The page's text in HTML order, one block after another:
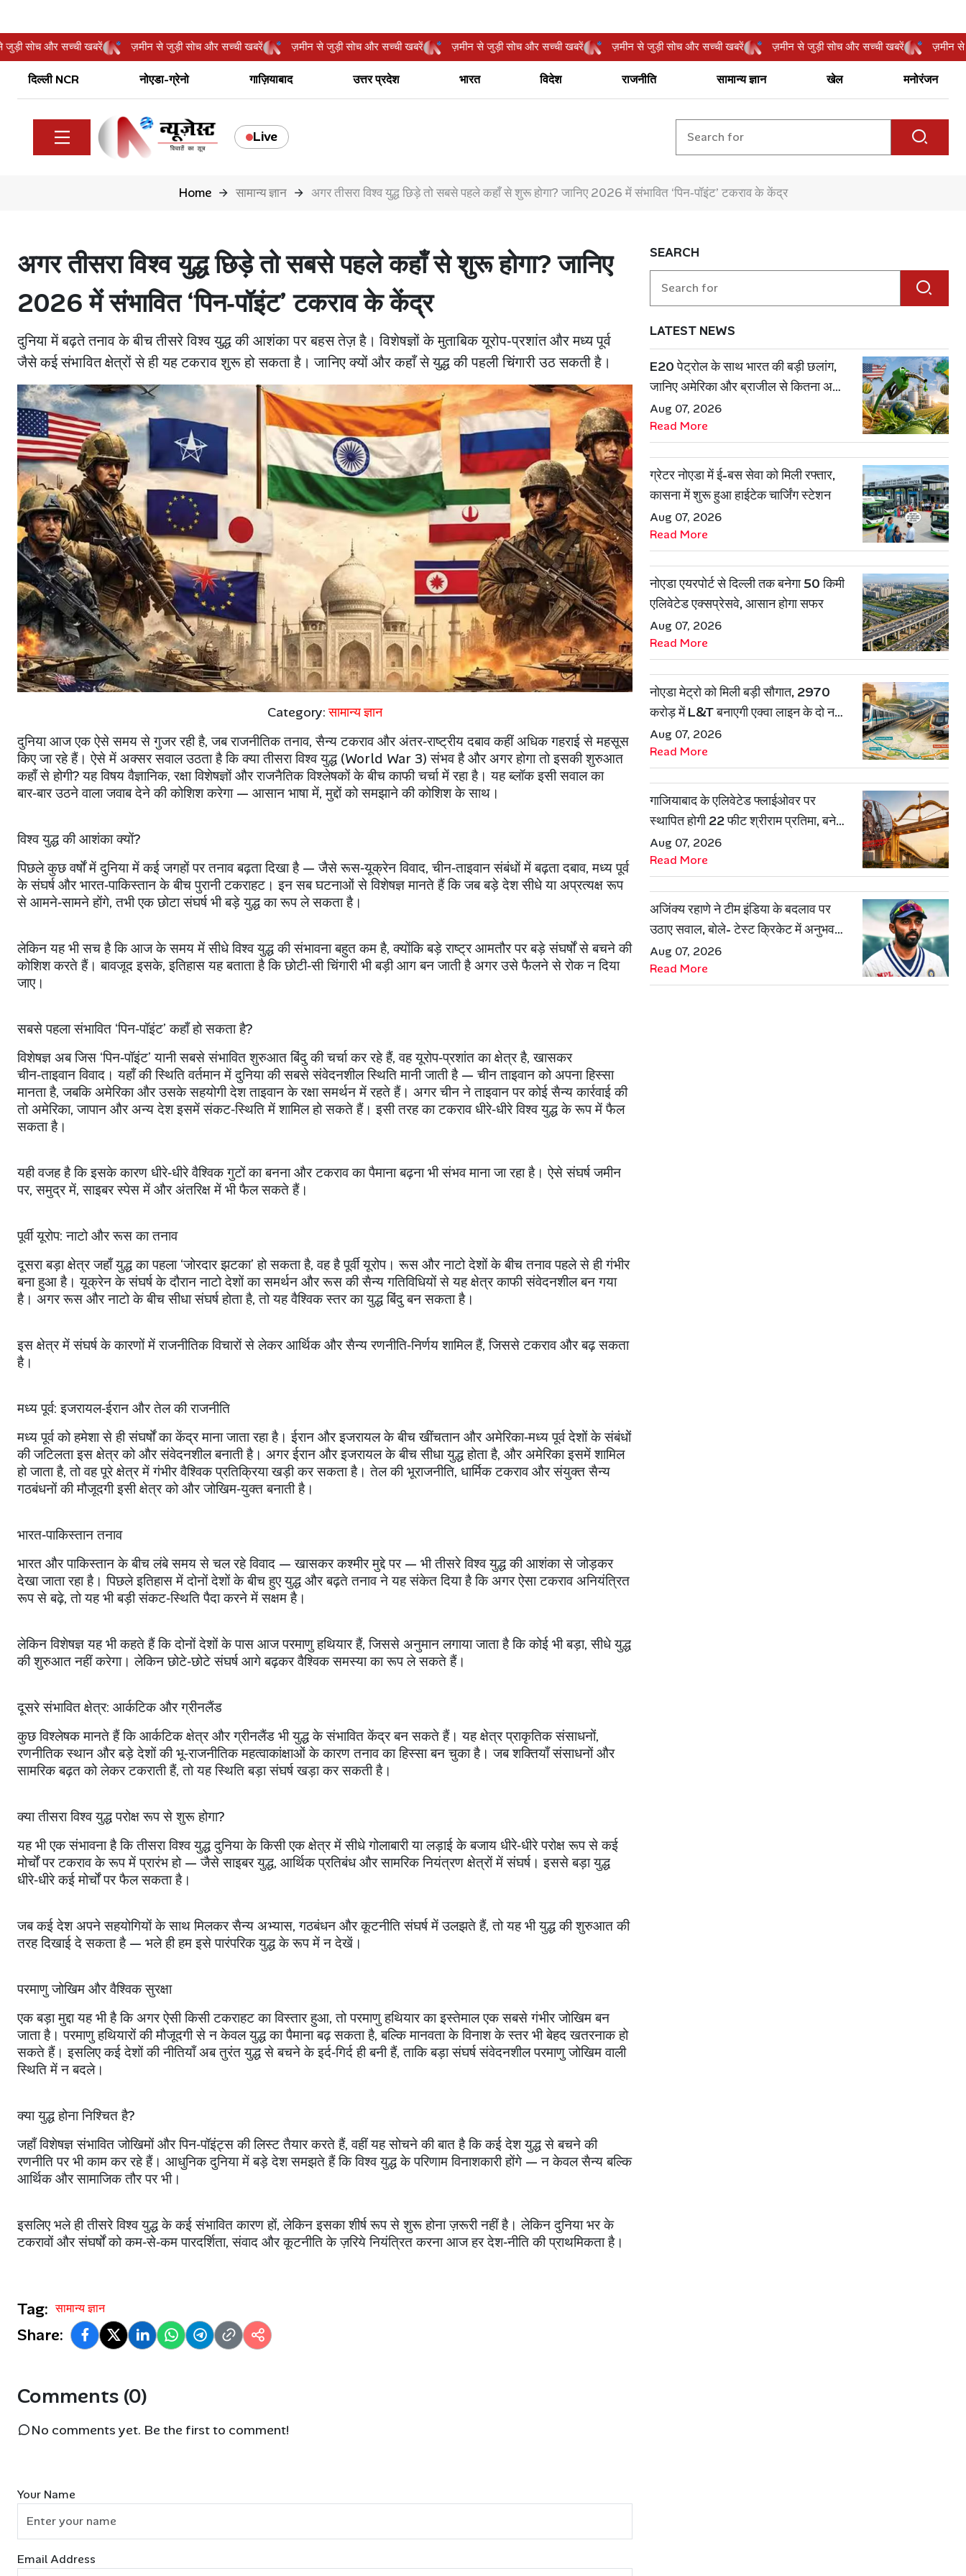
से जुड़ी सोच और सच्ची खबरें ज़मीन से जुड़ी सोच और सच्ची खबरें ज़मीन से जुड़ी सोच और सच्ची खबरें ज़मीन से जुड़ी सोच और सच्ची खबरें ज़मीन से जुड़ी सोच और सच्ची खबरें ज़मीन से जुड़ी सोच और सच्ची खबरें
दिल्ली NCR नोएडा-ग्रेनो गाज़ियाबाद उत्तर प्रदेश भारत विदेश राजनीति सामान्य ज्ञान खेल मनोरंजन
Live
Home सामान्य ज्ञान अगर तीसरा विश्व युद्ध छिड़े तो सबसे पहले कहाँ से शुरू होगा? जानिए 2026 में संभावित ‘पिन‑पॉइंट’ टकराव के केंद्र
अगर तीसरा विश्व युद्ध छिड़े तो सबसे पहले कहाँ से शुरू होगा? जानिए
2026 में संभावित ‘पिन‑पॉइंट’ टकराव के केंद्र
दुनिया में बढ़ते तनाव के बीच तीसरे विश्व युद्ध की आशंका पर बहस तेज़ है। विशेषज्ञों के मुताबिक यूरोप‑प्रशांत और मध्य पूर्व
जैसे कई संभावित क्षेत्रों से ही यह टकराव शुरू हो सकता है। जानिए क्यों और कहाँ से युद्ध की पहली चिंगारी उठ सकती है।
Category:सामान्य ज्ञान
दुनिया आज एक ऐसे समय से गुजर रही है,जब राजनीतिक तनाव,सैन्य टकराव और अंतर‑राष्ट्रीय दबाव कहीं अधिक गहराई से महसूस
किए जा रहे हैं। ऐसे में अक्सर सवाल उठता है कि क्या तीसरा विश्व युद्ध (World War 3)संभव है और अगर होगा तो इसकी शुरुआत
कहाँ से होगी?यह विषय वैज्ञानिक,रक्षा विशेषज्ञों और राजनैतिक विश्लेषकों के बीच काफी चर्चा में रहा है। यह ब्लॉक इसी सवाल का
बार‑बार उठने वाला जवाब देने की कोशिश करेगा — आसान भाषा में,मुद्दों को समझाने की कोशिश के साथ।
विश्व युद्ध की आशंका क्यों?
पिछले कुछ वर्षों में दुनिया में कई जगहों पर तनाव बढ़ता दिखा है — जैसे रूस‑यूक्रेन विवाद,चीन‑ताइवान संबंधों में बढ़ता दबाव,मध्य पूर्व
के संघर्ष और भारत‑पाकिस्तान के बीच पुरानी टकराहट। इन सब घटनाओं से विशेषज्ञ मानते हैं कि जब बड़े देश सीधे या अप्रत्यक्ष रूप
से आमने‑सामने होंगे,तभी एक छोटा संघर्ष भी बड़े युद्ध का रूप ले सकता है।
लेकिन यह भी सच है कि आज के समय में सीधे विश्व युद्ध की संभावना बहुत कम है,क्योंकि बड़े राष्ट्र आमतौर पर बड़े संघर्षों से बचने की
कोशिश करते हैं। बावजूद इसके,इतिहास यह बताता है कि छोटी‑सी चिंगारी भी बड़ी आग बन जाती है अगर उसे फैलने से रोक न दिया
जाए।
सबसे पहला संभावित ‘पिन‑पॉइंट’कहाँ हो सकता है?
विशेषज्ञ अब जिस ‘पिन‑पॉइंट’यानी सबसे संभावित शुरुआत बिंदु की चर्चा कर रहे हैं,वह यूरोप‑प्रशांत का क्षेत्र है,खासकर
चीन‑ताइवान विवाद। यहाँ की स्थिति वर्तमान में दुनिया की सबसे संवेदनशील स्थिति मानी जाती है — चीन ताइवान को अपना हिस्सा
मानता है,जबकि अमेरिका और उसके सहयोगी देश ताइवान के रक्षा समर्थन में रहते हैं। अगर चीन ने ताइवान पर कोई सैन्य कार्रवाई की
तो अमेरिका,जापान और अन्य देश इसमें संकट‑स्थिति में शामिल हो सकते हैं। इसी तरह का टकराव धीरे‑धीरे विश्व युद्ध के रूप में फैल
सकता है।
यही वजह है कि इसके कारण धीरे‑धीरे वैश्विक गुटों का बनना और टकराव का पैमाना बढ़ना भी संभव माना जा रहा है। ऐसे संघर्ष जमीन
पर,समुद्र में,साइबर स्पेस में और अंतरिक्ष में भी फैल सकते हैं।
पूर्वी यूरोप: नाटो और रूस का तनाव
दूसरा बड़ा क्षेत्र जहाँ युद्ध का पहला‘जोरदार झटका’हो सकता है,वह है पूर्वी यूरोप। रूस और नाटो देशों के बीच तनाव पहले से ही गंभीर
बना हुआ है। यूक्रेन के संघर्ष के दौरान नाटो देशों का समर्थन और रूस की सैन्य गतिविधियों से यह क्षेत्र काफी संवेदनशील बन गया
है। अगर रूस और नाटो के बीच सीधा संघर्ष होता है,तो यह वैश्विक स्तर का युद्ध बिंदु बन सकता है।
इस क्षेत्र में संघर्ष के कारणों में राजनीतिक विचारों से लेकर आर्थिक और सैन्य रणनीति‑निर्णय शामिल हैं,जिससे टकराव और बढ़ सकता
है।
मध्य पूर्व: इजरायल‑ईरान और तेल की राजनीति
मध्य पूर्व को हमेशा से ही संघर्षों का केंद्र माना जाता रहा है। ईरान और इजरायल के बीच खींचतान और अमेरिका‑मध्य पूर्व देशों के संबंधों
की जटिलता इस क्षेत्र को और संवेदनशील बनाती है। अगर ईरान और इजरायल के बीच सीधा युद्ध होता है, और अमेरिका इसमें शामिल
हो जाता है,तो वह पूरे क्षेत्र में गंभीर वैश्विक प्रतिक्रिया खड़ी कर सकता है। तेल की भूराजनीति, धार्मिक टकराव और संयुक्त सैन्य
गठबंधनों की मौजूदगी इसी क्षेत्र को और जोखिम‑युक्त बनाती है।
भारत‑पाकिस्तान तनाव
भारत और पाकिस्तान के बीच लंबे समय से चल रहे विवाद — खासकर कश्मीर मुद्दे पर — भी तीसरे विश्व युद्ध की आशंका से जोड़कर
देखा जाता रहा है। पिछले इतिहास में दोनों देशों के बीच हुए युद्ध और बढ़ते तनाव ने यह संकेत दिया है कि अगर ऐसा टकराव अनियंत्रित
रूप से बढ़े,तो यह भी बड़ी संकट‑स्थिति पैदा करने में सक्षम है।
लेकिन विशेषज्ञ यह भी कहते हैं कि दोनों देशों के पास आज परमाणु हथियार हैं,जिससे अनुमान लगाया जाता है कि कोई भी बड़ा,सीधे युद्ध
की शुरुआत नहीं करेगा। लेकिन छोटे‑छोटे संघर्ष आगे बढ़कर वैश्विक समस्या का रूप ले सकते हैं।
दूसरे संभावित क्षेत्र: आर्कटिक और ग्रीनलैंड
कुछ विश्लेषक मानते हैं कि आर्कटिक क्षेत्र और ग्रीनलैंड भी युद्ध के संभावित केंद्र बन सकते हैं। यह क्षेत्र प्राकृतिक संसाधनों,
रणनीतिक स्थान और बड़े देशों की भू‑राजनीतिक महत्वाकांक्षाओं के कारण तनाव का हिस्सा बन चुका है। जब शक्तियाँ संसाधनों और
सामरिक बढ़त को लेकर टकराती हैं,तो यह स्थिति बड़ा संघर्ष खड़ा कर सकती है।
क्या तीसरा विश्व युद्ध परोक्ष रूप से शुरू होगा?
यह भी एक संभावना है कि तीसरा विश्व युद्ध दुनिया के किसी एक क्षेत्र में सीधे गोलाबारी या लड़ाई के बजाय धीरे‑धीरे परोक्ष रूप से कई
मोर्चों पर टकराव के रूप में प्रारंभ हो — जैसे साइबर युद्ध, आर्थिक प्रतिबंध और सामरिक नियंत्रण क्षेत्रों में संघर्ष। इससे बड़ा युद्ध
धीरे‑धीरे कई मोर्चों पर फैल सकता है।
जब कई देश अपने सहयोगियों के साथ मिलकर सैन्य अभ्यास,गठबंधन और कूटनीति संघर्ष में उलझते हैं,तो यह भी युद्ध की शुरुआत की
तरह दिखाई दे सकता है — भले ही हम इसे पारंपरिक युद्ध के रूप में न देखें।
परमाणु जोखिम और वैश्विक सुरक्षा
एक बड़ा मुद्दा यह भी है कि अगर ऐसी किसी टकराहट का विस्तार हुआ,तो परमाणु हथियार का इस्तेमाल एक सबसे गंभीर जोखिम बन
जाता है। परमाणु हथियारों की मौजूदगी से न केवल युद्ध का पैमाना बढ़ सकता है,बल्कि मानवता के विनाश के स्तर भी बेहद खतरनाक हो
सकते हैं। इसलिए कई देशों की नीतियाँ अब तुरंत युद्ध से बचने के इर्द‑गिर्द ही बनी हैं,ताकि बड़ा संघर्ष संवेदनशील परमाणु जोखिम वाली
स्थिति में न बदले।
क्या युद्ध होना निश्चित है?
जहाँ विशेषज्ञ संभावित जोखिमों और पिन‑पॉइंट्स की लिस्ट तैयार करते हैं,वहीं यह सोचने की बात है कि कई देश युद्ध से बचने की
रणनीति पर भी काम कर रहे हैं। आधुनिक दुनिया में बड़े देश समझते हैं कि विश्व युद्ध के परिणाम विनाशकारी होंगे — न केवल सैन्य बल्कि
आर्थिक और सामाजिक तौर पर भी।
इसलिए भले ही तीसरे विश्व युद्ध के कई संभावित कारण हों,लेकिन इसका शीर्ष रूप से शुरू होना ज़रूरी नहीं है। लेकिन दुनिया भर के
टकरावों और संघर्षों को कम‑से‑कम पारदर्शिता,संवाद और कूटनीति के ज़रिये नियंत्रित करना आज हर देश‑नीति की प्राथमिकता है।
Tag: सामान्य ज्ञान
Share:
Comments (0)
No comments yet. Be the first to comment!
Your Name
Email Address
SEARCH
LATEST NEWS
E20 पेट्रोल के साथ भारत की बड़ी छलांग,
जानिए अमेरिका और ब्राजील से कितना अलग
है एथेनॉल मॉडल
Aug 07, 2026
Read More
ग्रेटर नोएडा में ई-बस सेवा को मिली रफ्तार,
कासना में शुरू हुआ हाईटेक चार्जिंग स्टेशन
Aug 07, 2026
Read More
नोएडा एयरपोर्ट से दिल्ली तक बनेगा 50 किमी
एलिवेटेड एक्सप्रेसवे, आसान होगा सफर
Aug 07, 2026
Read More
नोएडा मेट्रो को मिली बड़ी सौगात, 2970
करोड़ में L&T बनाएगी एक्वा लाइन के दो नए
रूट
Aug 07, 2026
Read More
गाजियाबाद के एलिवेटेड फ्लाईओवर पर
स्थापित होगी 22 फीट श्रीराम प्रतिमा, बनेगी
शहर की नई पहचान
Aug 07, 2026
Read More
अजिंक्य रहाणे ने टीम इंडिया के बदलाव पर
उठाए सवाल, बोले- टेस्ट क्रिकेट में अनुभव
की जरूरत हमेशा रहेगी
Aug 07, 2026
Read More